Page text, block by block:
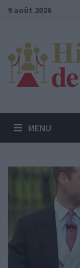
Passer
contenu
9 août 2026
MENU